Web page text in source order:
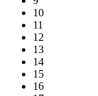
10
11
12
13
14
15
16